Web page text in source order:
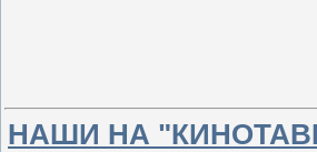
НАШИ НА